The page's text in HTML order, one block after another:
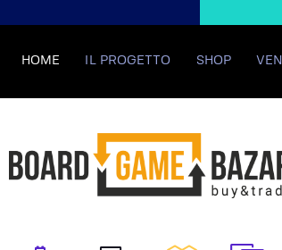
HOME IL PROGETTO SHOP